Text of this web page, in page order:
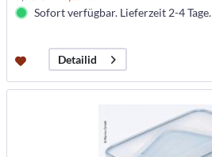
Sofort verfügbar. Lieferzeit 2-4 Tage.
Detailid